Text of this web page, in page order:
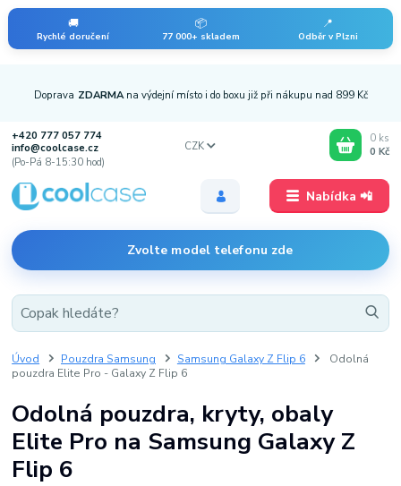
🚚
Rychlé doručení
📦
77 000+ skladem
📍
Odběr v Plzni
Nabídka 📲
Doprava ZDARMA na výdejní místo i do boxu již při nákupu nad 899 Kč
+420 777 057 774
info@coolcase.cz
(Po-Pá 8-15:30 hod)
Zvolte model telefonu zde
CZK
0 ks
0 Kč
Úvod Pouzdra Samsung Samsung Galaxy Z Flip 6
Odolná
pouzdra Elite Pro - Galaxy Z Flip 6
Odolná pouzdra, kryty, obaly
Elite Pro na Samsung Galaxy Z
Flip 6